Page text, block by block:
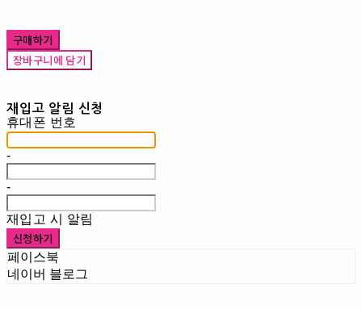
구매하기
장바구니에 담기
재입고 알림 신청
휴대폰 번호
-
-
재입고 시 알림
신청하기
페이스북
네이버 블로그